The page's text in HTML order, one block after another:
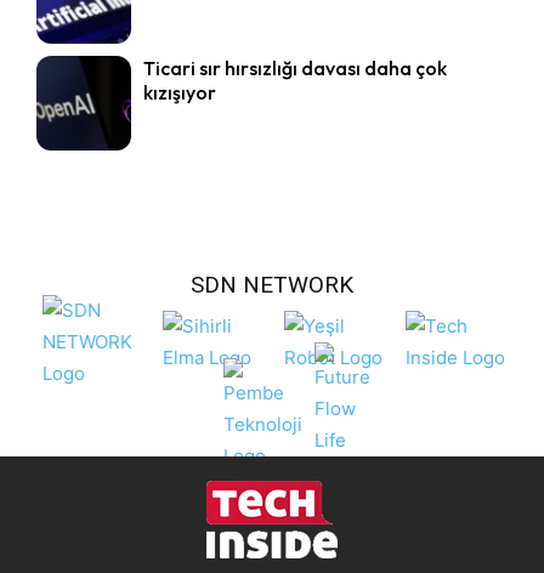
Ticari sır hırsızlığı davası daha çok
kızışıyor
SDN NETWORK